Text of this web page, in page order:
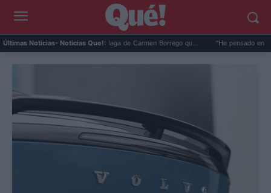
Últimas Noticias- Noticias Que!:
La foto en la playa de Málaga de Carmen Borrego qu... "He pensado en